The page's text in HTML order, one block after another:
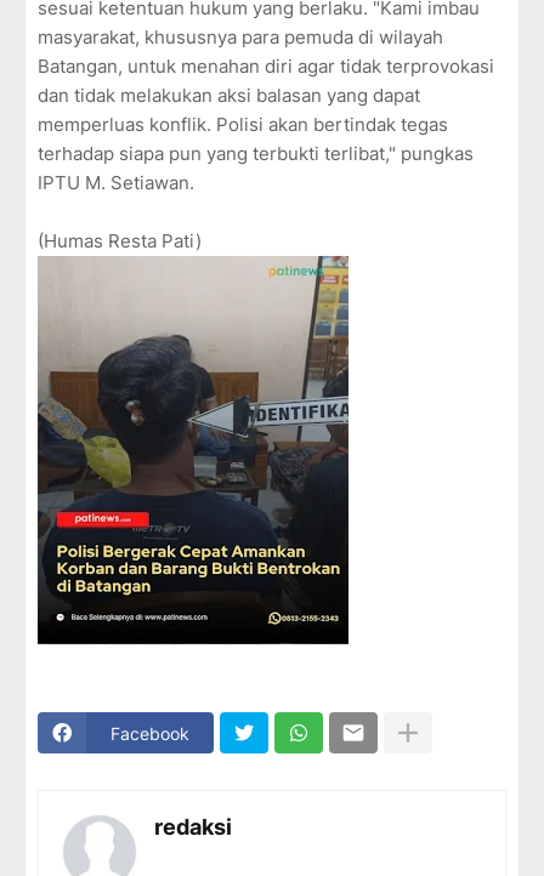
sesuai ketentuan hukum yang berlaku. "Kami imbau
masyarakat, khususnya para pemuda di wilayah
Batangan, untuk menahan diri agar tidak terprovokasi
dan tidak melakukan aksi balasan yang dapat
memperluas konflik. Polisi akan bertindak tegas
terhadap siapa pun yang terbukti terlibat," pungkas
IPTU M. Setiawan.
(Humas Resta Pati)
Facebook
redaksi